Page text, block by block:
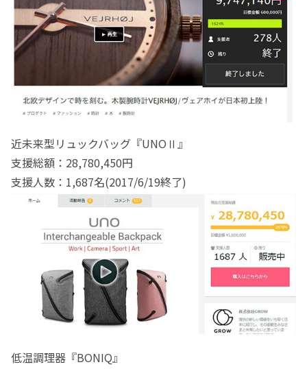
近未来型リュックバッグ『UNOⅡ』
支援総額：28,780,450円
支援人数：1,687名(2017/6/19終了)
低温調理器『BONIQ』